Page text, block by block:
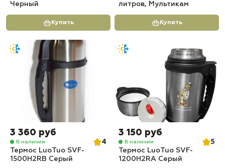
Черный
Купить
литров, Мультикам
Купить
3 360 руб
В наличии
4
Термос LuoTuo SVF-
1500H2RB Серый
3 150 руб
В наличии
5
Термос LuoTuo SVF-
1200H2RA Серый